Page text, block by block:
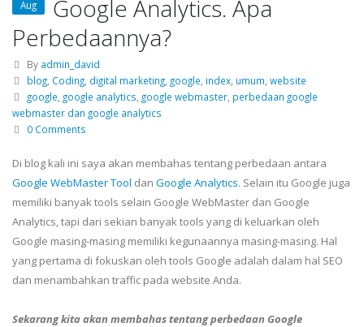
Aug
Google Analytics. Apa
Perbedaannya?
By admin_david
blog, Coding, digital marketing, google index, umum website
google google analytics google webmaster, perbedaan google
webmaster dan google analytics
0 Comments
Di blog kali ini saya akan membahas tentang perbedaan antara
Google WebMaster Tool dan Google Analytics. Selain itu Google juga
memiliki banyak tools selain Google WebMaster dan Google
Analytics, tapi dari sekian banyak tools yang di keluarkan oleh
Google masing-masing memiliki kegunaannya masing-masing. Hal
yang pertama di fokuskan oleh tools Google adalah dalam hal SEO
dan menambahkan traffic pada website Anda.
Sekarang kita akan membahas tentang perbedaan Google